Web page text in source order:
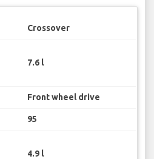
Crossover
7.6 l
Front wheel drive
95
4.9 l